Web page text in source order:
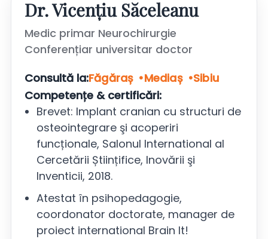
Dr. Vicențiu Săceleanu
Medic primar Neurochirurgie
Conferențiar universitar doctor
Consultă la:Făgăraș Mediaș
Sibiu
Competențe & certificări:
Brevet: Implant cranian cu structuri de
osteointegrare şi acoperiri
funcționale, Salonul International al
Cercetării Științifice, Inovării şi
Inventicii, 2018.
Atestat ȋn psihopedagogie,
coordonator doctorate, manager de
proiect international Brain It!